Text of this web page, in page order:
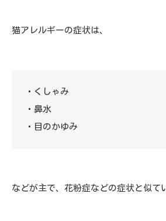
猫アレルギーの症状は、
・くしゃみ
・鼻水
・目のかゆみ
などが主で、花粉症などの症状と似て